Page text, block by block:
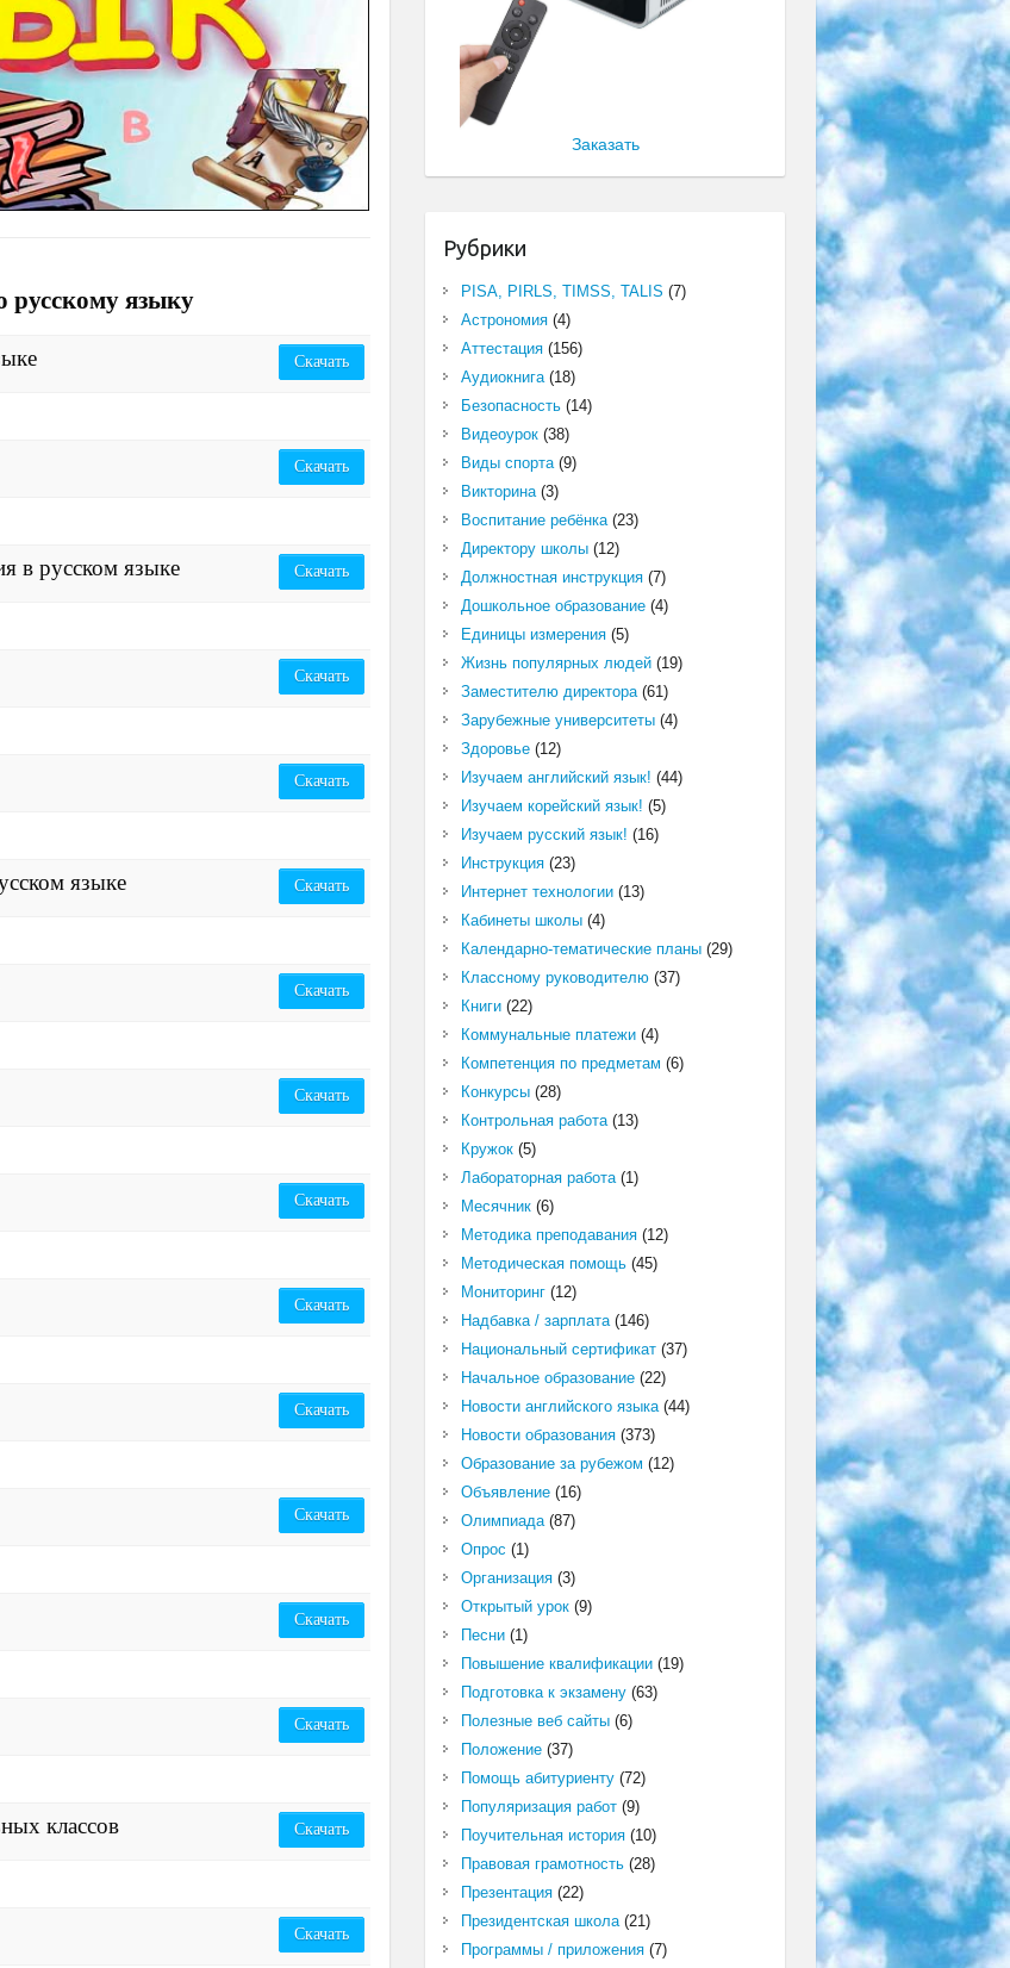
русскому языку
Скачать
Скачать
в русском языке Скачать
Скачать
Скачать
языке Скачать
Скачать
Скачать
Скачать
Скачать
Скачать
Скачать
Скачать
Скачать
классов Скачать
Скачать
Заказать
Рубрики
PISA, PIRLS, TIMSS, TALIS (7)
Астрономия(4)
Аттестация(156)
Аудиокнига(18)
Безопасность(14)
Видеоурок(38)
Виды спорта(9)
Викторина(3)
Воспитание ребёнка(23)
Директору школы(12)
Должностная инструкция(7)
Дошкольное образование(4)
Единицы измерения(5)
Жизнь популярных людей(19)
Заместителю директора(61)
Зарубежные университеты(4)
Здоровье(12)
Изучаем английский язык! (44)
Изучаем корейский язык! (5)
Изучаем русский язык! (16)
Инструкция(23)
Интернет технологии(13)
Кабинеты школы(4)
Календарно-тематические планы(29)
Классному руководителю(37)
Книги(22)
Коммунальные платежи(4)
Компетенция по предметам (6)
Конкурсы(28)
Контрольная работа(13)
Кружок(5)
Лабораторная работа(1)
Месячник(6)
Методика преподавания(12)
Методическая помощь(45)
Мониторинг(12)
Надбавка / зарплата(146)
Национальный сертификат(37)
Начальное образование(22)
Новости английского языка(44)
Новости образования(373)
Образование за рубежом (12)
Объявление(16)
Олимпиада(87)
Опрос (1)
Организация(3)
Открытый урок(9)
Песни(1)
Повышение квалификации(19)
Подготовка к экзамену(63)
Полезные веб сайты(6)
Положение(37)
Помощь абитуриенту(72)
Популяризация работ(9)
Поучительная история(10)
Правовая грамотность(28)
Презентация(22)
Президентская школа(21)
Программы / приложения(7)